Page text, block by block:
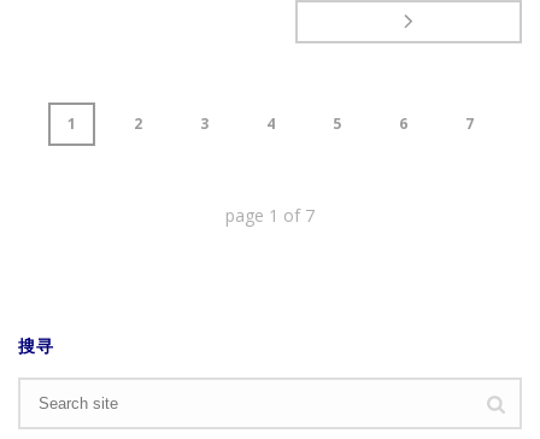
1 2 3 4 5 6 7
page 1 of 7
搜寻